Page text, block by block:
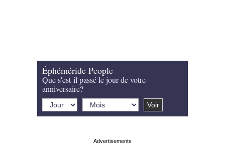
Éphéméride People
Que s'est-il passé le jour de votre
anniversaire?